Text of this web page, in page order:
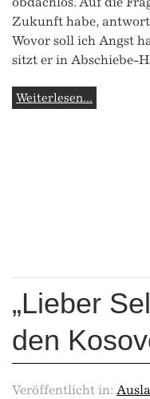
Zukunft habe,
Wovor soll ich Angst
sitzt er in Abschiebe-
Weiterlesen...
„Lieber
den
Veröffentlicht in: